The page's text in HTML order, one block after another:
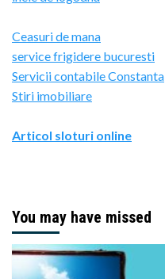
Ceasuri de mana
service frigidere bucuresti
Servicii contabile Constanta
Stiri imobiliare
Articol sloturi online
You may have missed